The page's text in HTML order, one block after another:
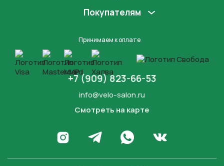
Покупателям
Принимаем к оплате
+7 (909) 823-66-53
info@velo-salon.ru
Смотреть на карте
Перейти в Инстаграм
Написать в Телеграм
Написать в WhatsApp
Перейти во